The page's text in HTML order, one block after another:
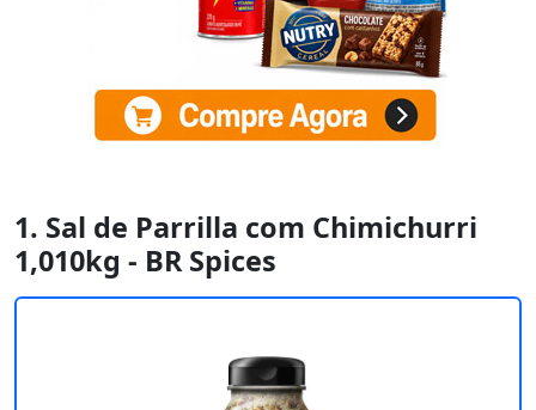
1. Sal de Parrilla com Chimichurri
1,010kg - BR Spices